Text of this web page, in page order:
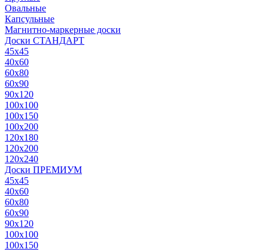
Овальные
Капсульные
Магнитно-маркерные доски
Доски СТАНДАРТ
45x45
40x60
60x80
60x90
90x120
100x100
100x150
100x200
120x180
120x200
120x240
Доски ПРЕМИУМ
45x45
40x60
60x80
60x90
90x120
100x100
100x150